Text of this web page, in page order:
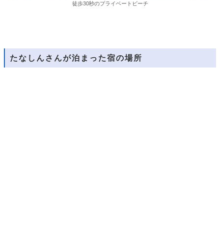
徒歩30秒のプライベートビーチ
たなしんさんが泊まった宿の場所